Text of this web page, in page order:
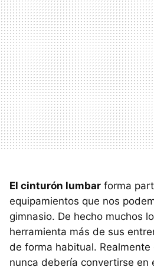
El cinturón lumbar forma
equipamientos que nos
gimnasio. De hecho muchos
herramienta más de sus
de forma habitual.
nunca debería convertirse en